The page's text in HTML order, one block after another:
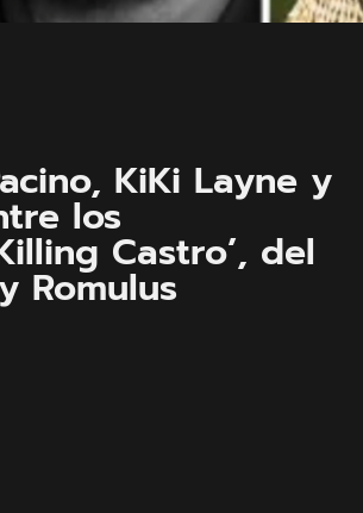
KiKi Layne y
los
Castro’, del
Romulus